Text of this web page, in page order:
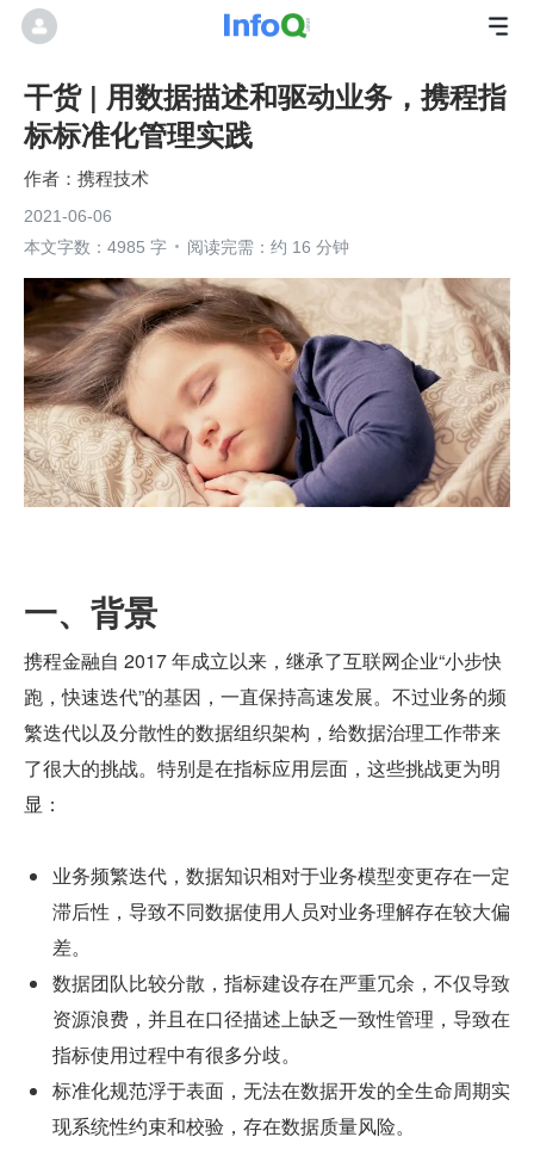
干货 | 用数据描述和驱动业务，携程指
标标准化管理实践
携程技术
2021-06-06
本文字数：4985 字
阅读完需：约 16 分钟
一、背景
携程金融自 2017 年成立以来，继承了互联网企业“小步快
跑，快速迭代”的基因，一直保持高速发展。不过业务的频
繁迭代以及分散性的数据组织架构，给数据治理工作带来
了很大的挑战。特别是在指标应用层面，这些挑战更为明
显：
业务频繁迭代，数据知识相对于业务模型变更存在一定
滞后性，导致不同数据使用人员对业务理解存在较大偏
差。
数据团队比较分散，指标建设存在严重冗余，不仅导致
资源浪费，并且在口径描述上缺乏一致性管理，导致在
指标使用过程中有很多分歧。
标准化规范浮于表面，无法在数据开发的全生命周期实
现系统性约束和校验，存在数据质量风险。